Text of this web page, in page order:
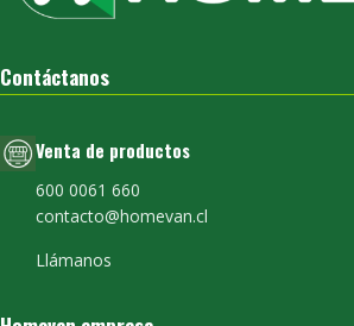
Contáctanos
Venta de productos
600 0061 660
contacto@homevan.cl
Llámanos